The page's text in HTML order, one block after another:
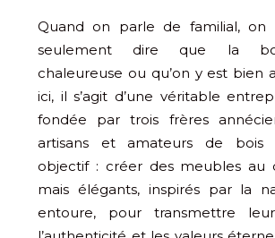
Quand on parle de familial, on
seulement dire que la
chaleureuse ou qu’on y est bien
ici, il s’agit d’une véritable
fondée par trois frères
artisans et amateurs de bois
objectif : créer des meubles au
mais élégants, inspirés par la
entoure, pour transmettre